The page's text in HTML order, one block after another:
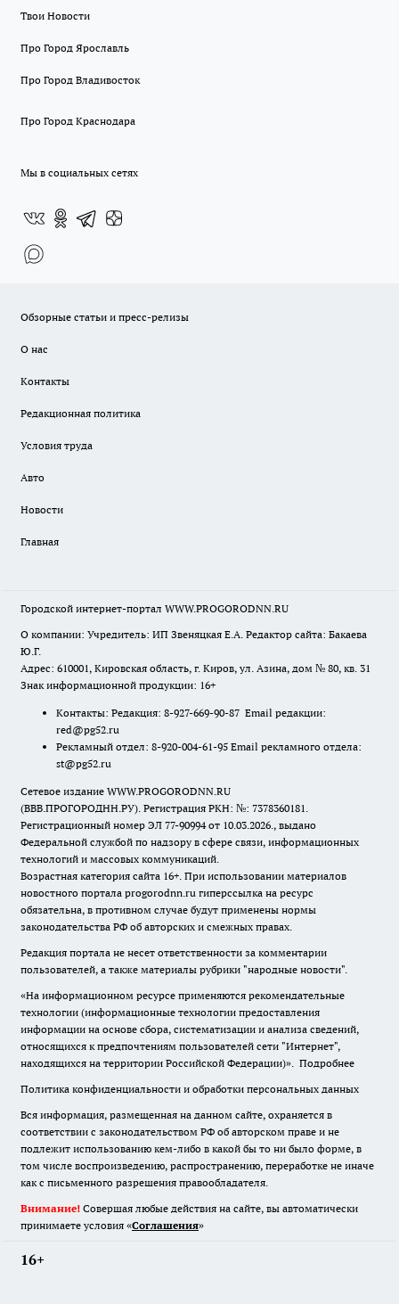
Твои Новости
Про Город Ярославль
Про Город Владивосток
Про Город Краснодара
Мы в социальных сетях
Обзорные статьи и пресс-релизы
О нас
Контакты
Редакционная политика
Условия труда
Авто
Новости
Главная
Городской интернет-портал WWW.PROGORODNN.RU
О компании: Учредитель: ИП Звеняцкая Е.А. Редактор сайта: Бакаева
Ю.Г.
Адрес: 610001, Кировская область, г. Киров, ул. Азина, дом № 80, кв. 31
Знак информационной продукции: 16+
Контакты: Редакция: 8-927-669-90-87 Email редакции:
red@pg52.ru
Рекламный отдел: 8-920-004-61-95 Email рекламного отдела:
st@pg52.ru
Сетевое издание WWW.PROGORODNN.RU
(ВВВ.ПРОГОРОДНН.РУ). Регистрация РКН: №: 7378360181.
Регистрационный номер ЭЛ 77-90994 от 10.03.2026., выдано
Федеральной службой по надзору в сфере связи, информационных
технологий и массовых коммуникаций.
Возрастная категория сайта 16+. При использовании материалов
новостного портала progorodnn.ru гиперссылка на ресурс
обязательна, в противном случае будут применены нормы
законодательства РФ об авторских и смежных правах.
Редакция портала не несет ответственности за комментарии
пользователей, а также материалы рубрики "народные новости".
«На информационном ресурсе применяются рекомендательные
технологии (информационные технологии предоставления
информации на основе сбора, систематизации и анализа сведений,
относящихся к предпочтениям пользователей сети "Интернет",
находящихся на территории Российской Федерации)». Подробнее
Политика конфиденциальности и обработки персональных данных
Вся информация, размещенная на данном сайте, охраняется в
соответствии с законодательством РФ об авторском праве и не
подлежит использованию кем-либо в какой бы то ни было форме, в
том числе воспроизведению, распространению, переработке не иначе
как с письменного разрешения правообладателя.
Внимание! Совершая любые действия на сайте, вы автоматически
принимаете условия «Cоглашения»
16+